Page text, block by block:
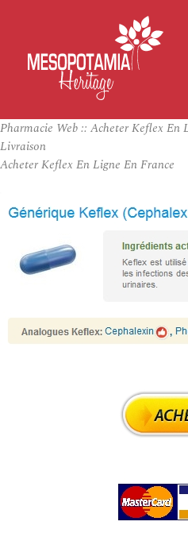
Pharmacie Web :: Acheter Keflex En
Livraison
Acheter Keflex En Ligne En France